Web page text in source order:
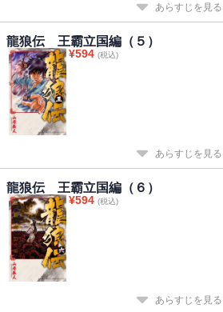
あらすじを見る
龍狼伝 王霸立国編（５）
¥594 (税込)
あらすじを見る
龍狼伝 王霸立国編（６）
¥594 (税込)
あらすじを見る